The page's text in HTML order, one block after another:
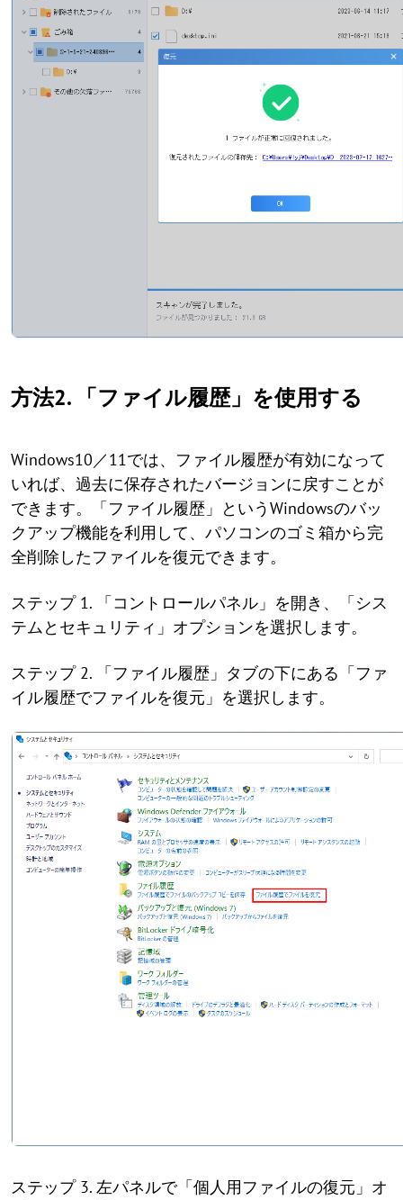
方法2. 「ファイル履歴」を使用する
Windows10／11では、ファイル履歴が有効になって
いれば、過去に保存されたバージョンに戻すことが
できます。「ファイル履歴」というWindowsのバッ
クアップ機能を利用して、パソコンのゴミ箱から完
全削除したファイルを復元できます。
ステップ 1. 「コントロールパネル」を開き、「シス
テムとセキュリティ」オプションを選択します。
ステップ 2. 「ファイル履歴」タブの下にある「ファ
イル履歴でファイルを復元」を選択します。
ステップ 3. 左パネルで「個人用ファイルの復元」オ